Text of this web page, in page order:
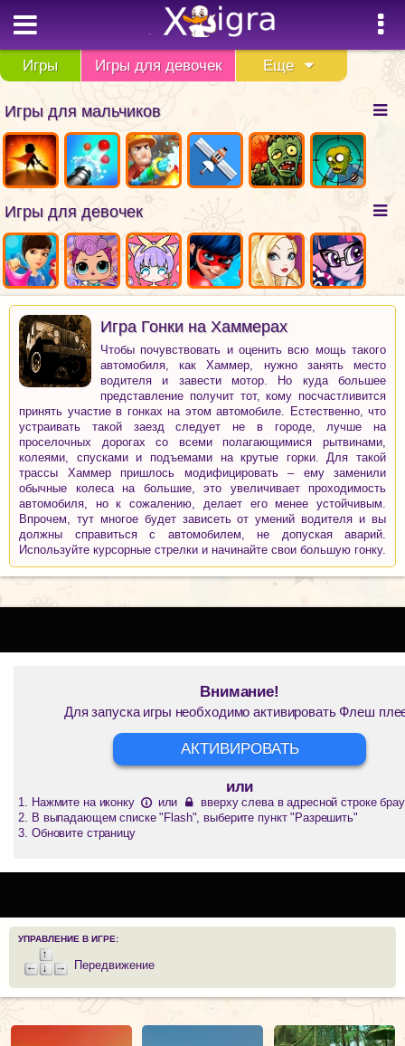
Игры Игры для девочек Еще
Игры для мальчиков
Игры для девочек
Игра Гонки на Хаммерах
Чтобы почувствовать и оценить всю мощь такого
автомобиля, как Хаммер, нужно занять место
водителя и завести мотор. Но куда большее
представление получит тот, кому посчастливится
принять участие в гонках на этом автомобиле. Естественно, что
устраивать такой заезд следует не в городе, лучше на
проселочных дорогах со всеми полагающимися рытвинами,
колеями, спусками и подъемами на крутые горки. Для такой
трассы Хаммер пришлось модифицировать – ему заменили
обычные колеса на большие, это увеличивает проходимость
автомобиля, но к сожалению, делает его менее устойчивым.
Впрочем, тут многое будет зависеть от умений водителя и вы
должны справиться с автомобилем, не допуская аварий.
Используйте курсорные стрелки и начинайте свои большую гонку.
Внимание!
Для запуска игры необходимо активировать Флеш
АКТИВИРОВАТЬ
или
Нажмите на иконку или
вверху слева в адресной строке
В выпадающем списке "Flash", выберите пункт "Разрешить"
Обновите страницу
УПРАВЛЕНИЕ В ИГРЕ:
Передвижение